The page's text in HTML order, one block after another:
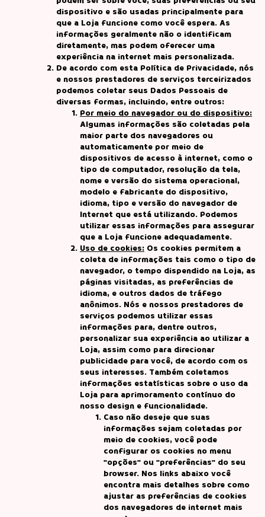
dispositivo e são usadas principalmente para
que a Loja funcione como você espera. As
informações geralmente não o identificam
diretamente, mas podem oferecer uma
experiência na internet mais personalizada.
De acordo com esta Política de Privacidade, nós
e nossos prestadores de serviços terceirizados
podemos coletar seus Dados Pessoais de
diversas formas, incluindo, entre outros:
Por meio do navegador ou do dispositivo:
Algumas informações são coletadas pela
maior parte dos navegadores ou
automaticamente por meio de
dispositivos de acesso à internet, como o
tipo de computador, resolução da tela,
nome e versão do sistema operacional,
modelo e fabricante do dispositivo,
idioma, tipo e versão do navegador de
Internet que está utilizando. Podemos
utilizar essas informações para assegurar
que a Loja funcione adequadamente.
Uso de cookies: Os cookies permitem a
coleta de informações tais como o tipo de
navegador, o tempo dispendido na Loja, as
páginas visitadas, as preferências de
idioma, e outros dados de tráfego
anônimos. Nós e nossos prestadores de
serviços podemos utilizar essas
informações para, dentre outros,
personalizar sua experiência ao utilizar a
Loja, assim como para direcionar
publicidade para você, de acordo com os
seus interesses. Também coletamos
informações estatísticas sobre o uso da
Loja para aprimoramento contínuo do
nosso design e funcionalidade.
Caso não deseje que suas
informações sejam coletadas por
meio de cookies, você pode
configurar os cookies no menu
"opções" ou "preferências" do seu
browser. Nos links abaixo você
encontra mais detalhes sobre como
ajustar as preferências de cookies
dos navegadores de internet mais